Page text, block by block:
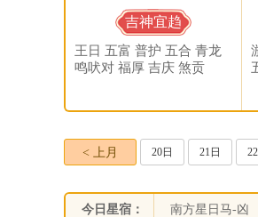
吉神宜趋
王日 五富 普护 五合 青龙
鸣吠对 福厚 吉庆 煞贡
< 上月 20日 21日
今日星宿： 南方星日马-凶